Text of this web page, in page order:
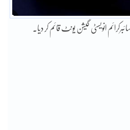
انویسٹی گیشن یونٹ قائم کر دیا۔